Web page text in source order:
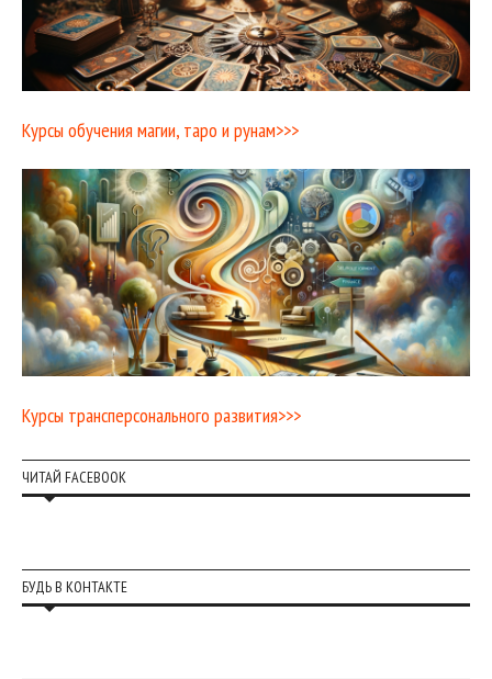
Курсы обучения магии, таро и рунам>>>
Курсы трансперсонального развития>>>
ЧИТАЙ FACEBOOK
БУДЬ В КОНТАКТЕ